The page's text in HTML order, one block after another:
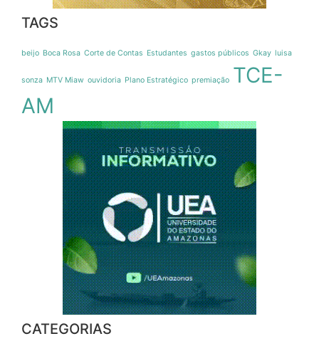
TAGS
beijo Boca Rosa Corte de Contas Estudantes gastos públicos Gkay luisa
sonza MTV Miaw ouvidoria Plano Estratégico premiação TCE-
AM
CATEGORIAS